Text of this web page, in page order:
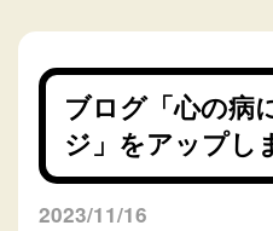
ブログ「心の病
ジ」をアップし
2023/11/16